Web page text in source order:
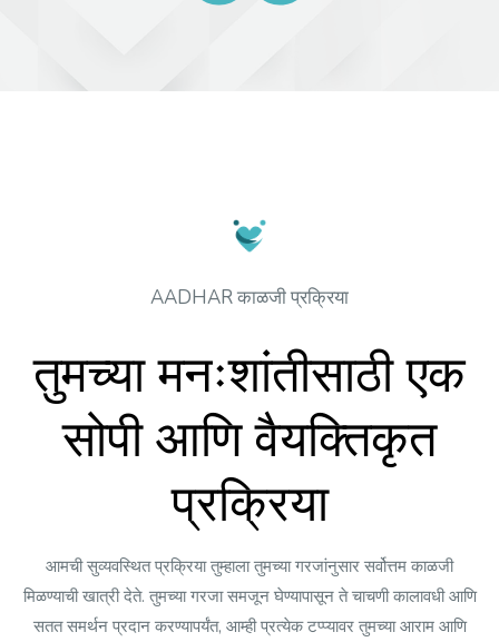
AADHAR काळजी प्रक्रिया
तुमच्या मनःशांतीसाठी एक
सोपी आणि वैयक्तिकृत
प्रक्रिया
आमची सुव्यवस्थित प्रक्रिया तुम्हाला तुमच्या गरजांनुसार सर्वोत्तम काळजी
मिळण्याची खात्री देते. तुमच्या गरजा समजून घेण्यापासून ते चाचणी कालावधी आणि
सतत समर्थन प्रदान करण्यापर्यंत, आम्ही प्रत्येक टप्प्यावर तुमच्या आराम आणि